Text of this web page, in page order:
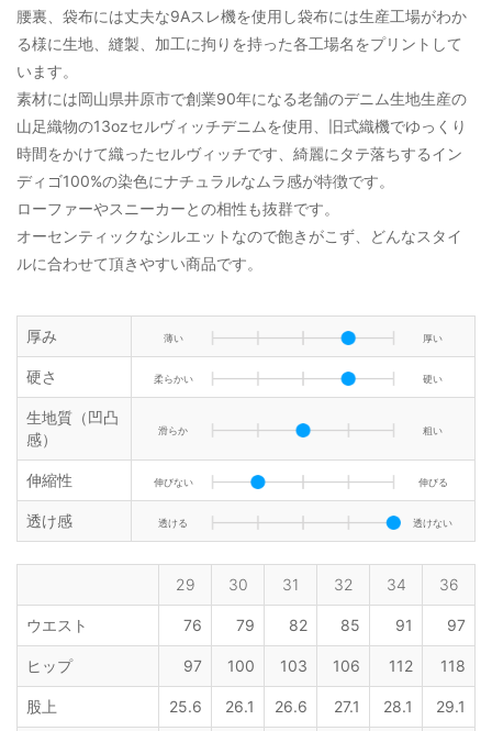
腰裏、袋布には丈夫な9Aスレ機を使用し袋布には生産工場がわか
る様に生地、縫製、加工に拘りを持った各工場名をプリントして
います。
素材には岡山県井原市で創業90年になる老舗のデニム生地生産の
山足織物の13ozセルヴィッチデニムを使用、旧式織機でゆっくり
時間をかけて織ったセルヴィッチです、綺麗にタテ落ちするイン
ディゴ100%の染色にナチュラルなムラ感が特徴です。
ローファーやスニーカーとの相性も抜群です。
オーセンティックなシルエットなので飽きがこず、どんなスタイ
ルに合わせて頂きやすい商品です。
厚み 薄い 厚い
硬さ 柔らかい 硬い
生地質（凹凸
感）
滑らか 粗い
伸縮性 伸びない 伸びる
透け感 透ける 透けない
29 30 31 32 34 36
ウエスト 76 79 82 85 91 97
ヒップ 97 100 103 106 112 118
股上 25.6 26.1 26.6 27.1 28.1 29.1